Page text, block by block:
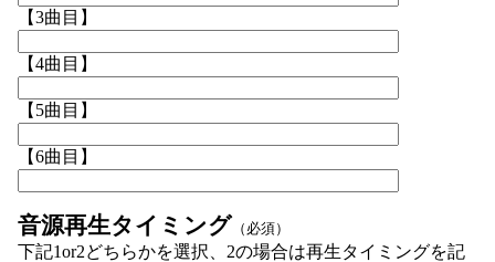
【3曲目】
【4曲目】
【5曲目】
【6曲目】
音源再生タイミング （必須）
下記1or2どちらかを選択、2の場合は再生タイミングを記